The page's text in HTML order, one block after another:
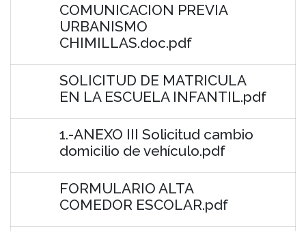
COMUNICACION PREVIA
URBANISMO
CHIMILLAS.doc.pdf
SOLICITUD DE MATRICULA
EN LA ESCUELA INFANTIL.pdf
1.-ANEXO III Solicitud cambio
domicilio de vehículo.pdf
FORMULARIO ALTA
COMEDOR ESCOLAR.pdf